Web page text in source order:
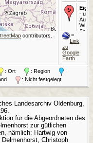
contributors.
- um
Aug
Aug
=
Link
zu
Google
Earth
: Ort : Region
:
: Nicht festgelegt
Landesarchiv Oldenburg,
für die Abgeordneten des
zur gütlichen
nämlich: Hartwig von
Christoph